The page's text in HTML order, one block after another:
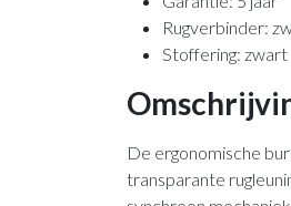
Rugverbinder:
Stoffering: zwart
De ergonomische
transparante